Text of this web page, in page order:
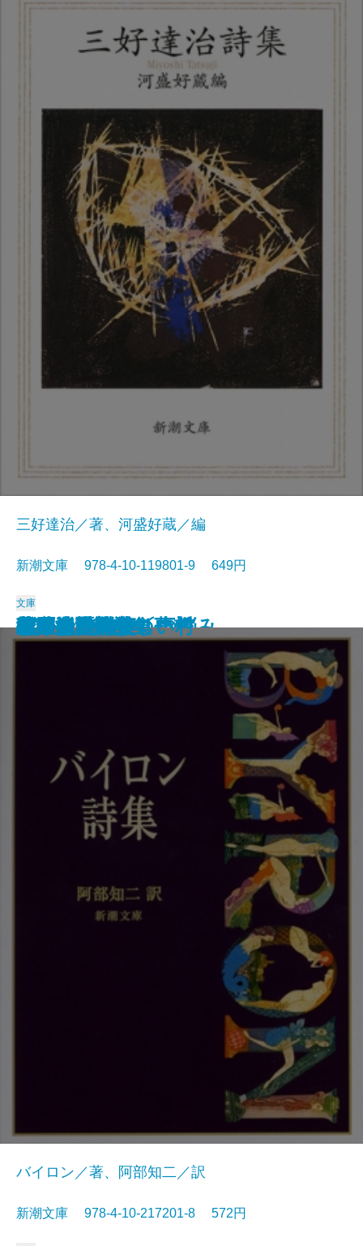
孤独な散歩者の夢想
ゲーテ詩集
脂肪の塊・テリエ館
パルムの僧院〔下〕
巴里の憂鬱
若きウェルテルの悩み
ハイネ詩集
女の一生
パルムの僧院〔上〕
三好達治詩集
三好達治／著、河盛好蔵／編
新潮文庫 978-4-10-119801-9 649円
文庫
バイロン詩集
バイロン／著、阿部知二／訳
新潮文庫 978-4-10-217201-8 572円
春琴抄
風立ちぬ・美しい村
ヴィヨンの妻
北原白秋詩集
萩原朔太郎詩集
ヘッセ詩集
春の嵐
椿姫
春